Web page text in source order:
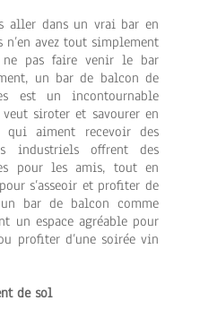
aller dans un vrai bar en
avez tout simplement
ne pas faire venir le bar
un bar de balcon de
est un incontournable
siroter et savourer en
aiment recevoir des
industriels offrent des
pour les amis, tout en
s’asseoir et profiter de
bar de balcon comme
un espace agréable pour
profiter d’une soirée vin
de sol